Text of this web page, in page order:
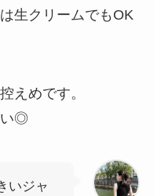
生クリームでもOK
えめです。
い◎
いジャ